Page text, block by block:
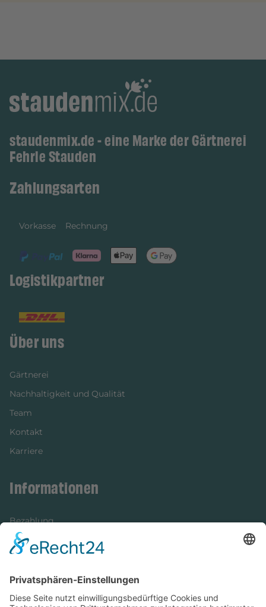
staudenmix.de - eine Marke der Gärtnerei
Fehrle Stauden
Zahlungsarten
Vorkasse Rechnung
Logistikpartner
Über uns
Gärtnerei
Nachhaltigkeit und Qualität
Team
Kontakt
Karriere
Informationen
Bezahlung
Newsletter
Versandinformationen
Verfügbarkeit/Verträglichkeit